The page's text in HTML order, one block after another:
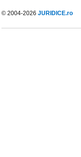
© 2004-2026 JURIDICE.ro